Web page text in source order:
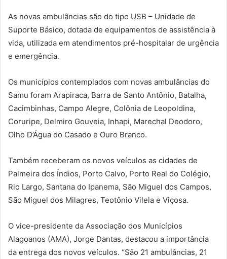
As novas ambulâncias são do tipo USB – Unidade de
Suporte Básico, dotada de equipamentos de assistência à
vida, utilizada em atendimentos pré-hospitalar de urgência
e emergência.
Os municípios contemplados com novas ambulâncias do
Samu foram Arapiraca, Barra de Santo Antônio, Batalha,
Cacimbinhas, Campo Alegre, Colônia de Leopoldina,
Coruripe, Delmiro Gouveia, Inhapi, Marechal Deodoro,
Olho D’Água do Casado e Ouro Branco.
Também receberam os novos veículos as cidades de
Palmeira dos Índios, Porto Calvo, Porto Real do Colégio,
Rio Largo, Santana do Ipanema, São Miguel dos Campos,
São Miguel dos Milagres, Teotônio Vilela e Viçosa.
O vice-presidente da Associação dos Municípios
Alagoanos (AMA), Jorge Dantas, destacou a importância
da entrega dos novos veículos. “São 21 ambulâncias, 21